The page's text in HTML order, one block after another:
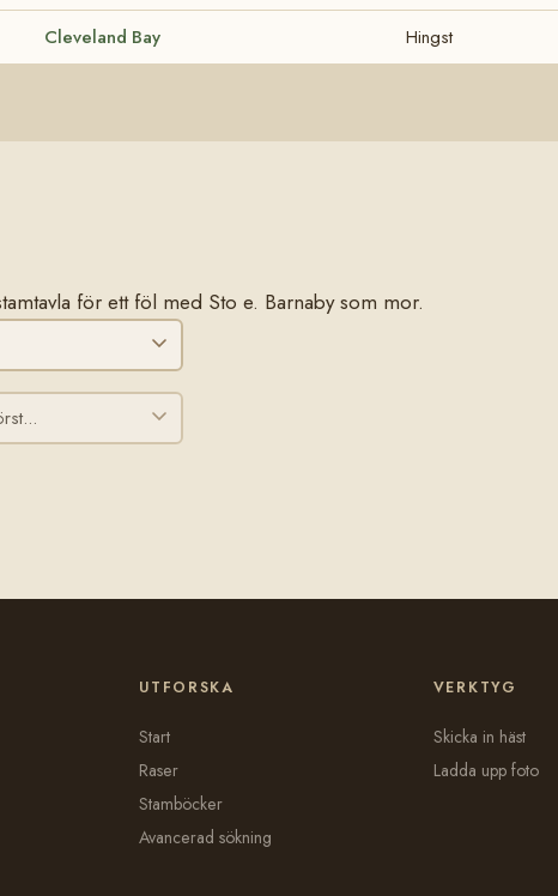
Cleveland Bay Hingst
för ett föl med Sto e. Barnaby som mor.
UTFORSKA
Start
Raser
Stamböcker
Avancerad sökning
VERKTYG
Skicka in häst
Ladda upp foto